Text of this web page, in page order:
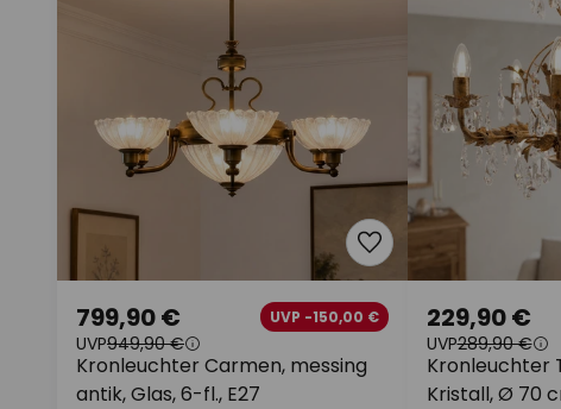
Kronleuchter Carmen, messing
antik, Glas, 6-fl., E27
799,90 € UVP -150,00 €
UVP949,90 €
Kronleuchter
Kristall, Ø 70
229,90 €
UVP289,90 €